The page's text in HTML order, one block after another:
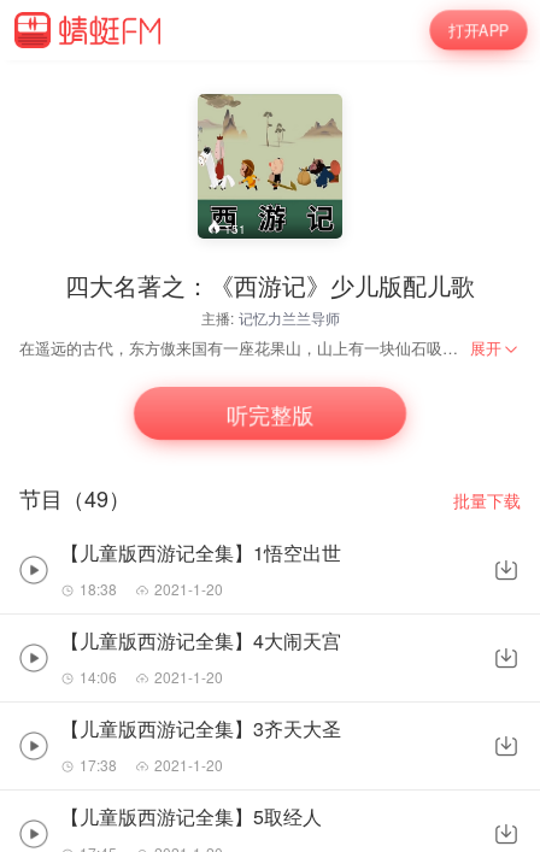
打开APP
151
四大名著之：《西游记》少儿版配儿歌
主播: 记忆力兰兰导师
在遥远的古代，东方傲来国有一座花果山，山上有一块仙石吸收日月精华，内育仙胞，一日迸裂，产一个石猴。这石猴同一群猴子在山中避暑，无意之间发现了一股飞瀑从山顶流下。石猴自告奋勇，钻入飞瀑，发现里面竟然是一个宽敞、幽静的石洞，众猴拜石猴为王，称他美猴王。 美猴王为能够长生不死，远离花果山去寻仙访道。在一位樵夫的指引下他来到灵台方寸山，须菩提祖师收他为徒弟，赐名孙悟空。须菩提祖师认为他有灵性教授悟空七十二种变化和一个 跟 头可以翻十万八千里的筋斗云。功夫学成，孙悟空回到了花果山。为操练群猴，悟空使起法术，将傲来国的兵器摄上了花果山，山中的妖、兽全拜在了悟空足下。后来，悟空入东海龙宫借宝，讨得了定海神针做兵器，即重达一万三千五百斤的如意金箍棒。不久，他又大闹地府，在生死簿上涂掉了所有猴子的名字。东海龙王和阎王表奏玉帝，请伏妖猴。 预知后事如何，敬请期待....... 展开
听完整版
节目（49） 批量下载
【儿童版西游记全集】1悟空出世
18:38 2021-1-20
【儿童版西游记全集】4大闹天宫
14:06 2021-1-20
【儿童版西游记全集】3齐天大圣
17:38 2021-1-20
【儿童版西游记全集】5取经人